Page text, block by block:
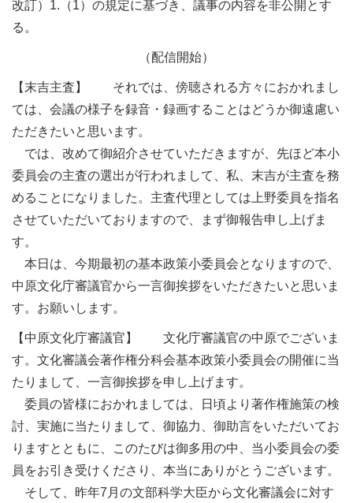
改訂）1.（1）の規定に基づき、議事の内容を非公開とす
る。
（配信開始）
【末吉主査】 それでは、傍聴される方々におかれまし
ては、会議の様子を録音・録画することはどうか御遠慮い
ただきたいと思います。
では、改めて御紹介させていただきますが、先ほど本小
委員会の主査の選出が行われまして、私、末吉が主査を務
めることになりました。主査代理としては上野委員を指名
させていただいておりますので、まず御報告申し上げま
す。
本日は、今期最初の基本政策小委員会となりますので、
中原文化庁審議官から一言御挨拶をいただきたいと思いま
す。お願いします。
【中原文化庁審議官】 文化庁審議官の中原でございま
す。文化審議会著作権分科会基本政策小委員会の開催に当
たりまして、一言御挨拶を申し上げます。
委員の皆様におかれましては、日頃より著作権施策の検
討、実施に当たりまして、御協力、御助言をいただいてお
りますとともに、このたびは御多用の中、当小委員会の委
員をお引き受けくださり、本当にありがとうございます。
そして、昨年7月の文部科学大臣から文化審議会に対す